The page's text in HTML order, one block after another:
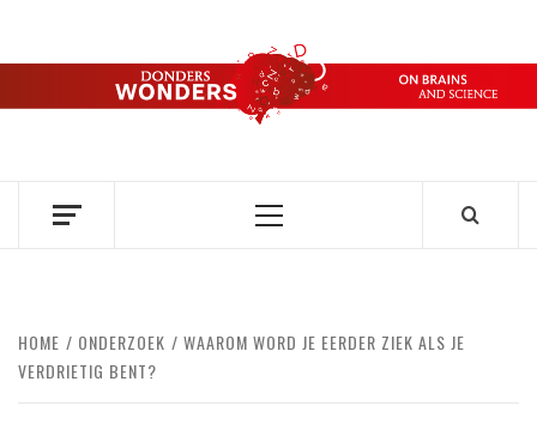
de
DONDERS
OVER HERSENEN EN WETENSCHAP // ON BRAINS AND
Primair
HOME ONDERZOEK
WAAROM WORD JE EERDER ZIEK ALS JE
VERDRIETIG BENT?